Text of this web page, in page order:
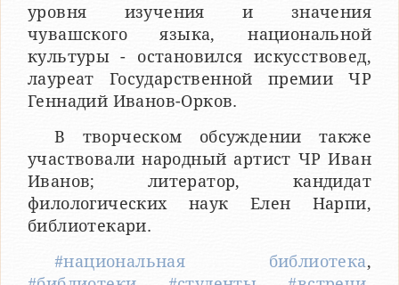
уровня изучения и значения
чувашского языка, национальной
культуры - остановился искусствовед,
лауреат Государственной премии ЧР
Геннадий Иванов-Орков.
В творческом обсуждении также
участвовали народный артист ЧР Иван
Иванов; литератор, кандидат
филологических наук Елен Нарпи,
библиотекари.
#национальная библиотека,